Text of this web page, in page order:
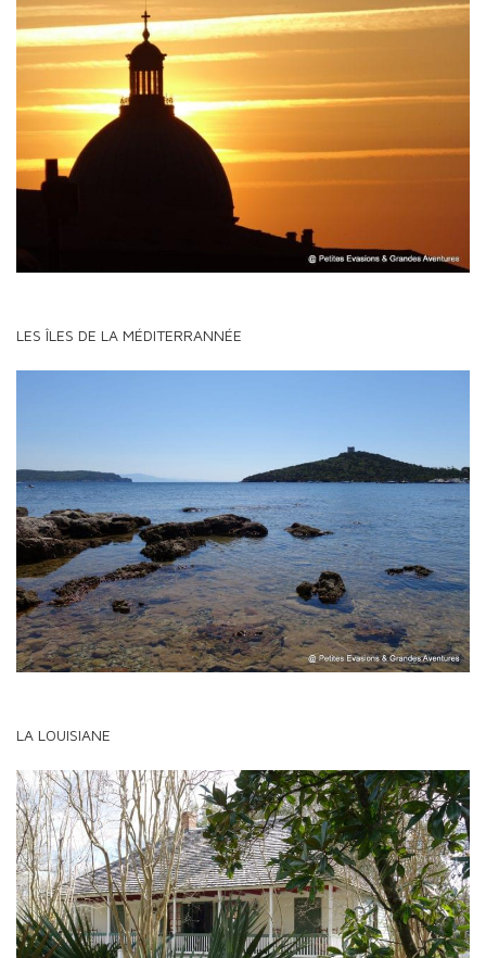
LES ÎLES DE LA MÉDITERRANNÉE
LA LOUISIANE